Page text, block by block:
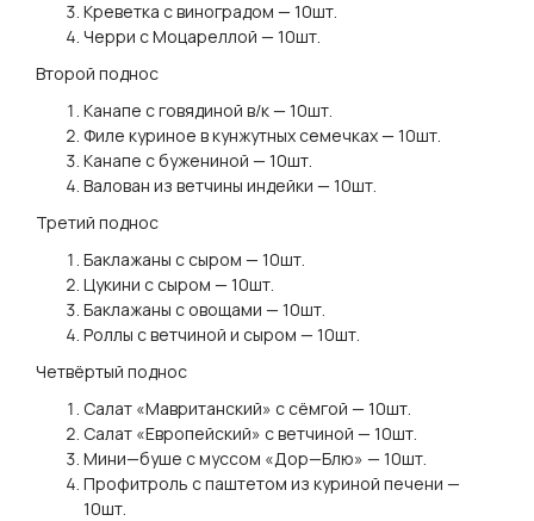
Креветка с виноградом — 10шт.
Черри с Моцареллой — 10шт.
Второй поднос
Канапе с говядиной в/к — 10шт.
Филе куриное в кунжутных семечках — 10шт.
Канапе с бужениной — 10шт.
Валован из ветчины индейки — 10шт.
Третий поднос
Баклажаны с сыром — 10шт.
Цукини с сыром — 10шт.
Баклажаны с овощами — 10шт.
Роллы с ветчиной и сыром — 10шт.
Четвёртый поднос
Салат «Мавританский» с сёмгой — 10шт.
Салат «Европейский» с ветчиной — 10шт.
Мини—буше с муссом «Дор—Блю» — 10шт.
Профитроль с паштетом из куриной печени —
10шт.